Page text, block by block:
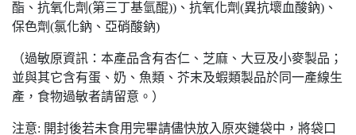
酯、抗氧化劑(第三丁基氫醌))、抗氧化劑(異抗壞血酸鈉)、
保色劑(氯化鈉、亞硝酸鈉)
（過敏原資訊：本產品含有杏仁、芝麻、大豆及小麥製品；
並與其它含有蛋、奶、魚類、芥末及蝦類製品於同一產線生
產，食物過敏者請留意。）
注意: 開封後若未食用完畢請儘快放入原夾鏈袋中，將袋口